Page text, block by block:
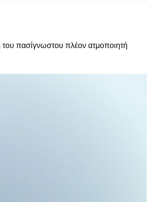
πασίγνωστου πλέον ατμοποιητή